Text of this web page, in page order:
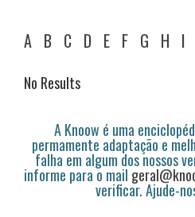
A B C D E F G H I
No Results
A Knoow é uma
permamente adaptação e
falha em algum dos nossos
informe para o mail
verificar. Ajude-